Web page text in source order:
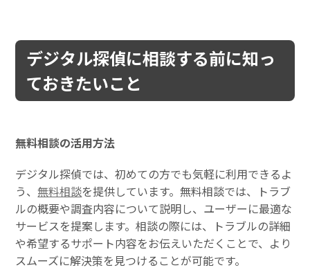
デジタル探偵に相談する前に知っ
ておきたいこと
無料相談の活用方法
デジタル探偵では、初めての方でも気軽に利用できるよ
う、無料相談を提供しています。無料相談では、トラブ
ルの概要や調査内容について説明し、ユーザーに最適な
サービスを提案します。相談の際には、トラブルの詳細
や希望するサポート内容をお伝えいただくことで、より
スムーズに解決策を見つけることが可能です。